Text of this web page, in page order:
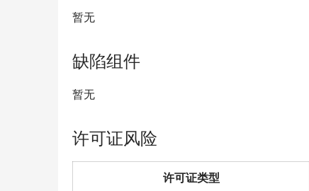
暂无
缺陷组件
暂无
许可证风险
许可证类型